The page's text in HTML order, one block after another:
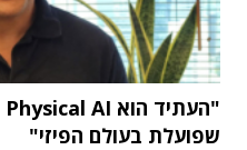
שפועלת בעולם הפיזי"